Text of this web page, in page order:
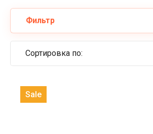
Фильтр
Сортировка по:
Самые дорогие
Sale